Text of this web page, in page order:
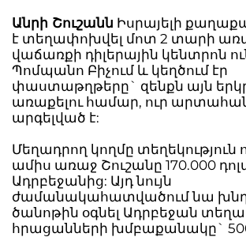
Անրի Շուշանն Իսրայելի
է տեղափոխվել մոտ 2 տարի
վաճառքի դիլերային կենտրոն
Պոմպանո Բիչում և կեղծում էր
փաստաթղթերը` զենքն այն
առաքելու համար, ուր
արգելված է:
Մեղադրող կողմը տեղեկություն
ամիս առաջ Շուշանը 170.000
Ադրբեջանից: Այդ նույն
ժամանակահատվածում նա
ծանոթին օգնել Ադրբեջան
հրացանների խմբաքանակը`